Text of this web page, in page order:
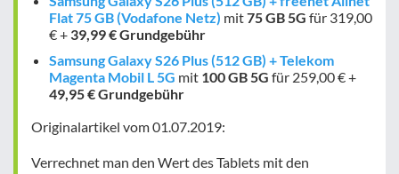
Flat 75 GB (Vodafone Netz) mit75 GB5G für 319,00
€ + 39,99 € Grundgebühr
Samsung Galaxy S26 Plus (512 GB) + Telekom
Magenta Mobil L 5G mit 100 GB5G für 259,00 € +
49,95 € Grundgebühr
Originalartikel vom 01.07.2019:
Verrechnet man den Wert des Tablets mit den